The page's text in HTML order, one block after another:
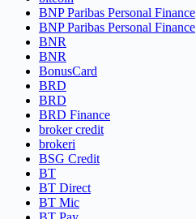
BNP Paribas Personal Finance
BNP Paribas Personal Finance
BNR
BNR
BonusCard
BRD
BRD
BRD Finance
broker credit
brokeri
BSG Credit
BT
BT Direct
BT Mic